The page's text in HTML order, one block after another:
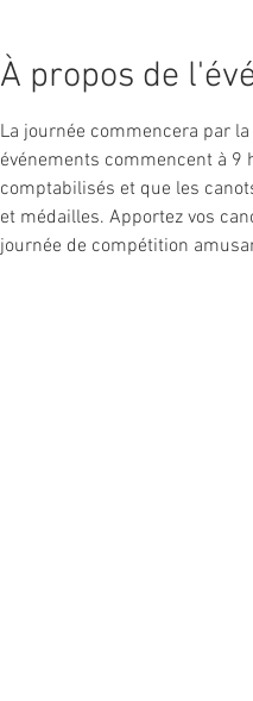
À propos de
La journée commencera par
événements commencent à 9
comptabilisés et que les
et médailles. Apportez vos
journée de compétition